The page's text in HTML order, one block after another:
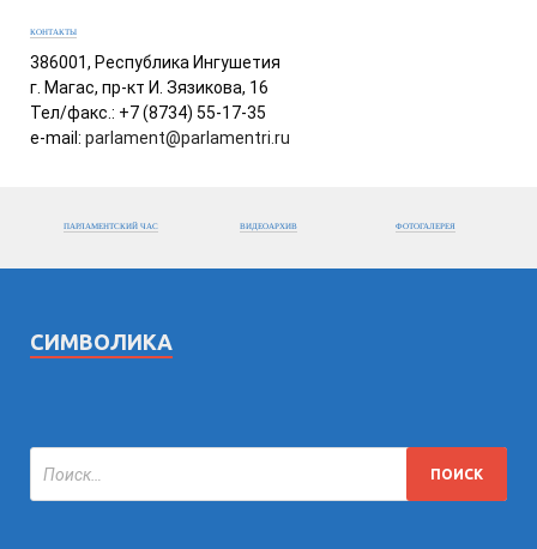
КОНТАКТЫ
386001, Республика Ингушетия
г. Магас, пр-кт И. Зязикова, 16
Тел/факс.: +7 (8734) 55-17-35
e-mail: parlament@parlamentri.ru
ПАРЛАМЕНТСКИЙ ЧАС ВИДЕОАРХИВ ФОТОГАЛЕРЕЯ
СИМВОЛИКА